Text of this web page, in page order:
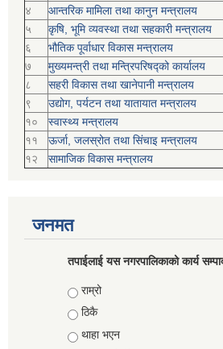
४
आन्तरिक मामिला तथा कानुन मन्त्रालय
५
कृषि, भूमि व्यवस्था तथा सहकारी मन्त्रालय
६
भौतिक पूर्वाधार विकास मन्त्रालय
७
मुख्यमन्त्री तथा मन्त्रिपरिषद्को कार्यालय
८
सहरी विकास तथा खानेपानी मन्त्रालय
९
उद्योग, पर्यटन तथा यातायात मन्त्रालय
१०
स्वास्थ्य मन्त्रालय
११
ऊर्जा, जलस्रोत तथा सिंचाइ मन्त्रालय
१२
सामाजिक विकास मन्‍‍त्रालय
जनमत
तपाईलाई यस नगरपालिकाको कार्य
Choices
राम्रो
ठिकै
थाहा भएन